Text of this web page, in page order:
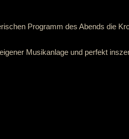
Programm des Abends die
Musikanlage und perfekt